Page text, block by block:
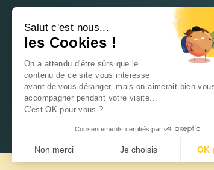
NEWSLETTER
Je souhaite recevoir la
utiliser ces
Salut c'est nous...
les Cookies !
On a attendu d'être sûrs que le
contenu de ce site vous intéresse
avant de vous déranger, mais on aimerait bien
accompagner pendant votre visite...
C'est OK pour vous ?
Consentements certifiés par
Non merci Je choisis OK